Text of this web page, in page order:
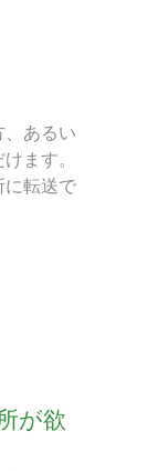
あるい
ます。
に転送で
が欲